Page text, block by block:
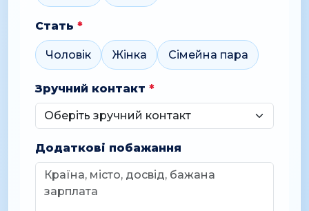
Стать *
Чоловік Жінка Сімейна пара
Зручний контакт *
Додаткові побажання